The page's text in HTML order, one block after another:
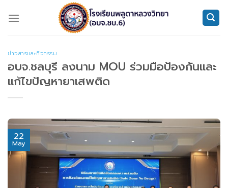
ข่าวสารและกิจกรรม
อบจ.ชลบุรี ลงนาม MOU ร่วมมือป้องกันและ
แก้ไขปัญหายาเสพติด
22
May